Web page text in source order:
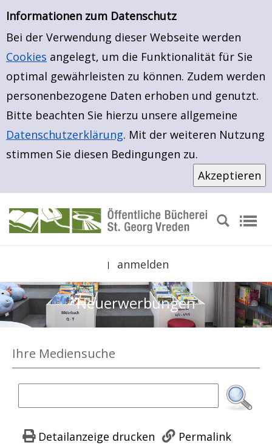
Neuerwerbungen
Informationen zum Datenschutz
Bei der Verwendung dieser Webseite werden
Cookies angelegt, um die Funktionalität für Sie
optimal gewährleisten zu können. Zudem werden
personenbezogene Daten erhoben und genutzt.
Bitte beachten Sie hierzu unsere allgemeine
Datenschutzerklärung. Mit der weiteren Nutzung
stimmen Sie diesen Bedingungen zu.
Zur Detailanzeige springen
anmelden
Neuerwerbungen
Ihre Mediensuche
Detailanzeige drucken
Permalink